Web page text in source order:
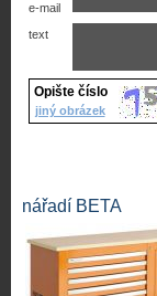
e-mail
text
Opište číslo
jiný obrázek
nářadí BETA